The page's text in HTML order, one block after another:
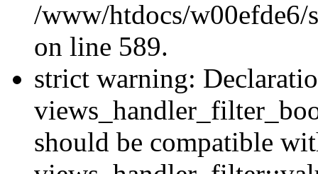
/www/htdocs/w00efde6/
on line 589.
strict warning:
should be compatible